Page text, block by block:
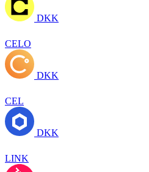
DKK
CELO
DKK
CEL
DKK
LINK